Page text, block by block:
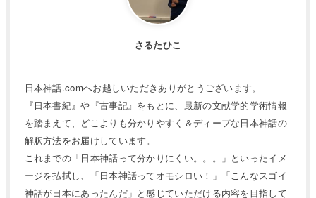
さるたひこ
日本神話.comへお越しいただきありがとうございます。
『日本書紀』や『古事記』をもとに、最新の文献学的学術情報
を踏まえて、どこよりも分かりやすく＆ディープな日本神話の
解釈方法をお届けしています。
これまでの「日本神話って分かりにくい。。。」といったイメ
ージを払拭し、「日本神話ってオモシロい！」「こんなスゴイ
神話が日本にあったんだ」と感じていただける内容を目指して